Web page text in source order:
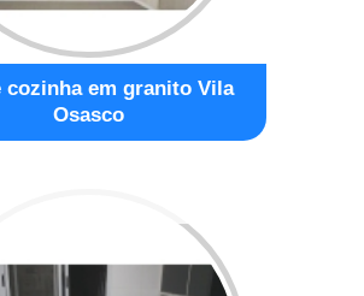
cozinha em granito Vila
Osasco